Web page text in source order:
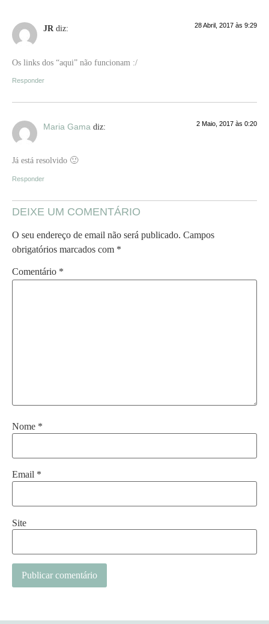
JR diz: 28 Abril, 2017 às 9:29
Os links dos “aqui” não funcionam :/
Responder
Maria Gama diz: 2 Maio, 2017 às 0:20
Já está resolvido 🙂
Responder
DEIXE UM COMENTÁRIO
O seu endereço de email não será publicado. Campos
obrigatórios marcados com *
Comentário *
Nome *
Email *
Site